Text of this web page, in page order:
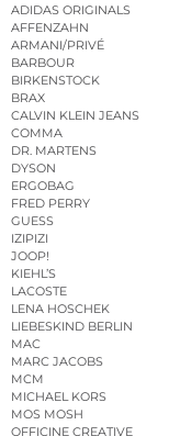
ADIDAS ORIGINALS
AFFENZAHN
ARMANI/PRIVÉ
BARBOUR
BIRKENSTOCK
BRAX
CALVIN KLEIN JEANS
COMMA
DR. MARTENS
DYSON
ERGOBAG
FRED PERRY
GUESS
IZIPIZI
JOOP!
KIEHL’S
LACOSTE
LENA HOSCHEK
LIEBESKIND BERLIN
MAC
MARC JACOBS
MCM
MICHAEL KORS
MOS MOSH
OFFICINE CREATIVE